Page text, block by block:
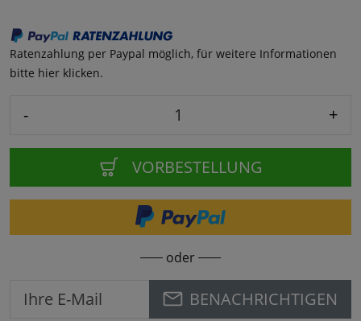
Ratenzahlung per Paypal möglich, für weitere Informationen
bitte hier klicken.
- +
VORBESTELLUNG
oder
BENACHRICHTIGEN